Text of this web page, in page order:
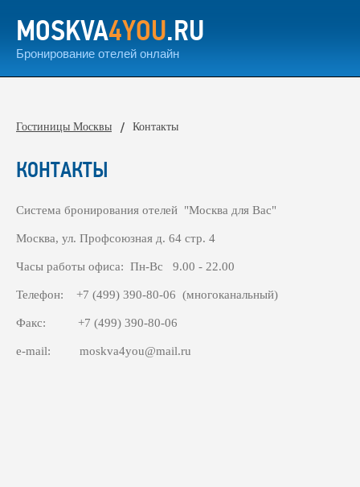
КОНТАКТЫ
Система бронирования отелей "Москва для Вас"
Москва, ул. Профсоюзная д. 64 стр. 4
Часы работы офиса: Пн-Вс 9.00 - 22.00
Телефон: +7 (499) 390-80-06 (многоканальный)
Факс: +7 (499) 390-80-06
e-mail: moskva4you@mail.ru
MOSKVA4YOU.RU
Бронирование отелей онлайн
Гостиницы Москвы Контакты